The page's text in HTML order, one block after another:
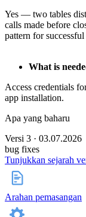
Yes — two tables
calls made before
pattern for
What is
Access credentials
app installation.
Apa yang baharu
Versi 3 · 03.07.2026
bug fixes
Tunjukkan sejarah
Arahan pemasangan